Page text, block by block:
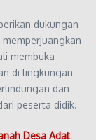
dukungan
membuka
di lingkungan
dan
peserta didik.
Desa Adat